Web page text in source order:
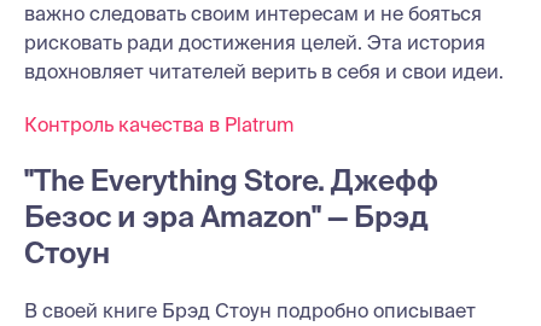
важно следовать своим интересам и не бояться
рисковать ради достижения целей. Эта история
вдохновляет читателей верить в себя и свои идеи.
Контроль качества в Platrum
"The Everything Store. Джефф
Безос и эра Amazon" — Брэд
Стоун
В своей книге Брэд Стоун подробно описывает